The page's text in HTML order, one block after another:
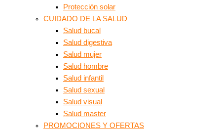
Protección solar
CUIDADO DE LA SALUD
Salud bucal
Salud digestiva
Salud mujer
Salud hombre
Salud infantil
Salud sexual
Salud visual
Salud master
PROMOCIONES Y OFERTAS